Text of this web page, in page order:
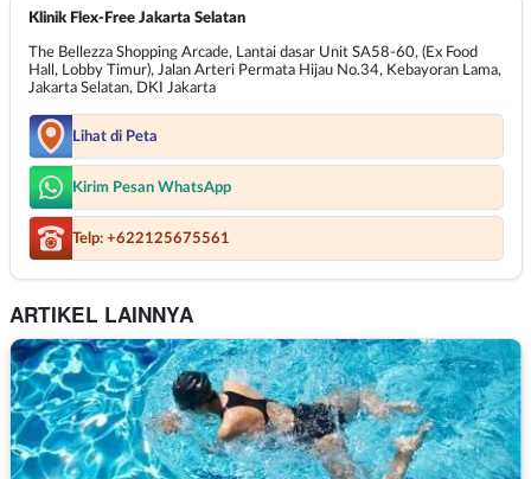
Klinik Flex-Free Jakarta Selatan
The Bellezza Shopping Arcade, Lantai dasar Unit SA58-60, (Ex Food
Hall, Lobby Timur), Jalan Arteri Permata Hijau No.34, Kebayoran Lama,
Jakarta Selatan, DKI Jakarta
Lihat di Peta
Kirim Pesan WhatsApp
Telp: +622125675561
ARTIKEL LAINNYA